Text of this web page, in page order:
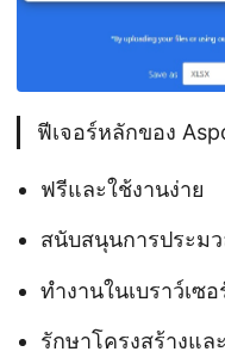
ฟีเจอร์หลักของ
ฟรีและใช้งานง่าย
สนับสนุนการประม
ทำงานในเบราว์เซ
รักษาโครงสร้างแล